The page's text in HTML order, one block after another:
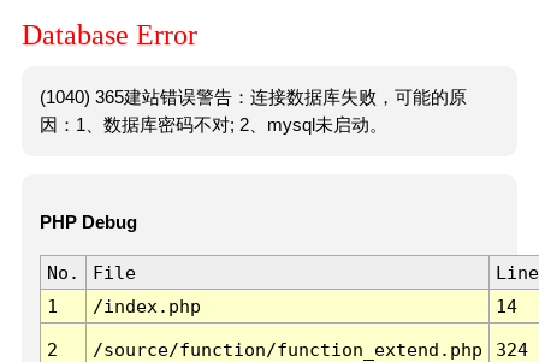
Database Error
(1040) 365建站错误警告：连接数据库失败，可能的原
因：1、数据库密码不对; 2、mysql未启动。
PHP Debug
No. File
Line
1
/index.php 14
2 /source/function/function_extend.php 324